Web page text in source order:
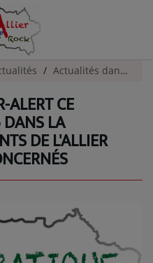
Actualités dans l'Allier
ALERT CE
LA
DE L'ALLIER